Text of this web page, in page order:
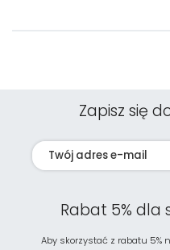
Zapisz się
Rabat 5% dla
Aby skorzystać z rabatu 5%